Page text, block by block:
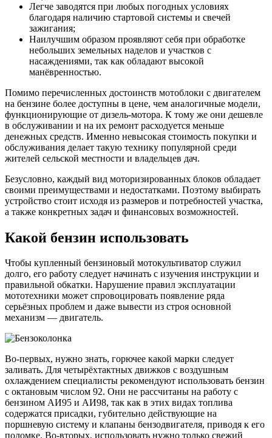
Легче заводятся при любых погодных условиях
благодаря наличию стартовой системы и свечей
зажигания;
Наилучшим образом проявляют себя при обработке
небольших земельных наделов и участков с
насаждениями, так как обладают высокой
манёвренностью.
Помимо перечисленных достоинств мотоблоки с двигателем
на бензине более доступны в цене, чем аналогичные модели,
функционирующие от дизель-мотора. К тому же они дешевле
в обслуживании и на их ремонт расходуется меньше
денежных средств. Именно невысокая стоимость покупки и
обслуживания делает такую технику популярной среди
жителей сельской местности и владельцев дач.
Безусловно, каждый вид моторизированных блоков обладает
своими преимуществами и недостатками. Поэтому выбирать
устройство стоит исходя из размеров и потребностей участка,
а также конкретных задач и финансовых возможностей.
Какой бензин использовать
Чтобы купленный бензиновый мотокультиватор служил
долго, его работу следует начинать с изучения инструкции и
правильной обкатки. Нарушение правил эксплуатации
мототехники может спровоцировать появление ряда
серьёзных проблем и даже вывести из строя основной
механизм — двигатель.
Во-первых, нужно знать, горючее какой марки следует
заливать. Для четырёхтактных движков с воздушным
охлаждением специалисты рекомендуют использовать бензин
с октановым числом 92. Они не рассчитаны на работу с
бензином АИ95 и АИ98, так как в этих видах топлива
содержатся присадки, губительно действующие на
поршневую систему и клапаны бензодвигателя, приводя к его
поломке. Во-вторых, использовать нужно только свежий